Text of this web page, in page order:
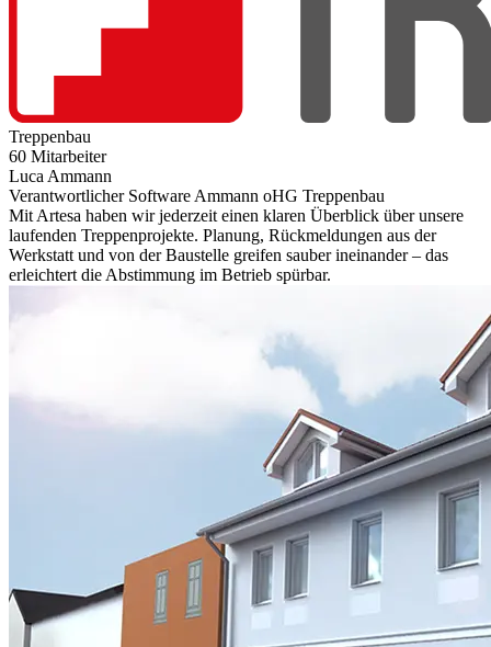
Treppenbau
60 Mitarbeiter
Luca Ammann
Verantwortlicher Software Ammann oHG Treppenbau
Mit Artesa haben wir jederzeit einen klaren Überblick über unsere
laufenden Treppenprojekte. Planung, Rückmeldungen aus der
Werkstatt und von der Baustelle greifen sauber ineinander – das
erleichtert die Abstimmung im Betrieb spürbar.